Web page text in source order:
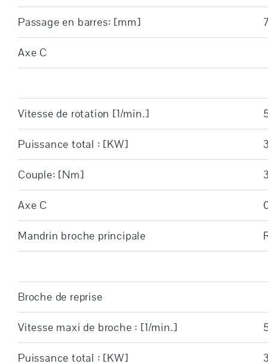
Passage en barres: [mm]
Axe C
Vitesse de rotation [1/min.]
Puissance total : [KW]
Couple: [Nm]
Axe C
Mandrin broche principale
Broche de reprise
Vitesse maxi de broche : [1/min.]
Puissance total : [KW]